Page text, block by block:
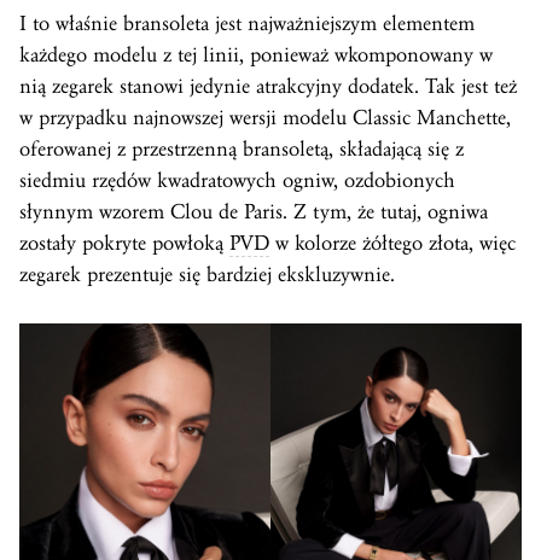
I to właśnie bransoleta jest najważniejszym elementem
każdego modelu z tej linii, ponieważ wkomponowany w
nią zegarek stanowi jedynie atrakcyjny dodatek. Tak jest też
w przypadku najnowszej wersji modelu Classic Manchette,
oferowanej z przestrzenną bransoletą, składającą się z
siedmiu rzędów kwadratowych ogniw, ozdobionych
słynnym wzorem Clou de Paris. Z tym, że tutaj, ogniwa
zostały pokryte powłoką PVD w kolorze żółtego złota, więc
zegarek prezentuje się bardziej ekskluzywnie.